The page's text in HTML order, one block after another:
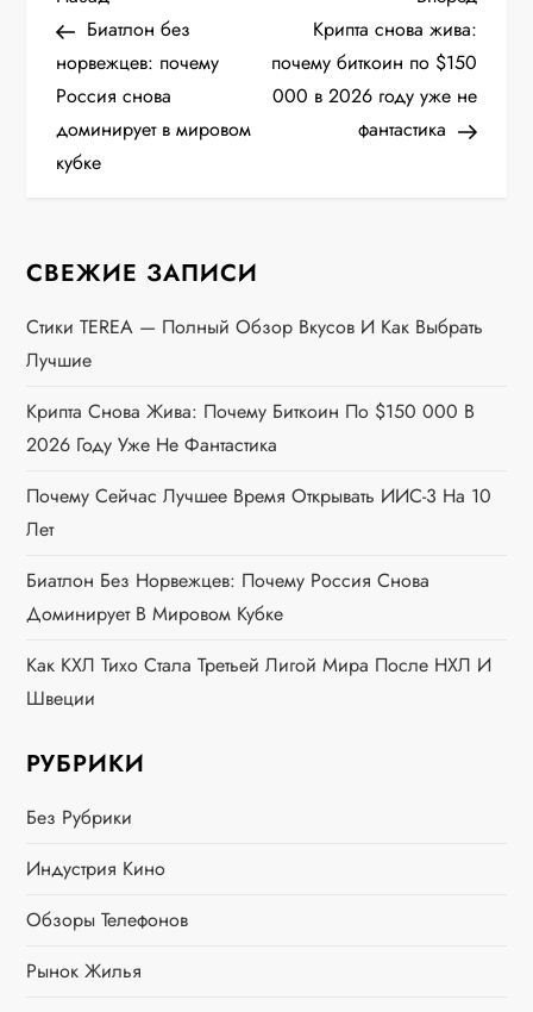
а
в
и
а
ц
и
я
п
о
з
а
и
с
я
м
записьБиатлон без
норвежцев: почему
Россия снова
доминирует в мировом
кубке
запись
Крипта снова жива:
почему биткоин по $150
000 в 2026 году уже не
фантастика
СВЕЖИЕ ЗАПИСИ
Стики TEREA — Полный Обзор Вкусов И Как Выбрать
Лучшие
Крипта Снова Жива: Почему Биткоин По $150 000 В
2026 Году Уже Не Фантастика
Почему Сейчас Лучшее Время Открывать ИИС-3 На 10
Лет
Биатлон Без Норвежцев: Почему Россия Снова
Доминирует В Мировом Кубке
Как КХЛ Тихо Стала Третьей Лигой Мира После НХЛ И
Швеции
РУБРИКИ
Без Рубрики
Индустрия Кино
Обзоры Телефонов
Рынок Жилья